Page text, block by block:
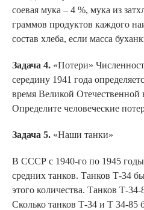
соевая мука – 4 %, мука из
граммов продуктов каждого
состав хлеба, если масса
Задача 4. «Потери»
середину 1941 года
время Великой
Определите человеческие
Задача 5. «Наши танки»
В СССР с 1940-го по 1945
средних танков. Танков Т-34
этого количества. Танков Т-
Сколько танков Т-34 и Т 34-